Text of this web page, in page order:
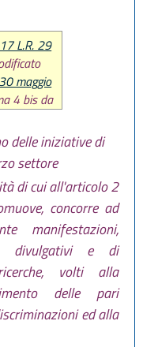
L.R. 29
maggio
4 bis da
4 e
24L.R.
delle iniziative di
settore
di cui all'articolo 2
concorre ad
manifestazioni,
divulgativi e di
volti alla
delle pari
ed alla